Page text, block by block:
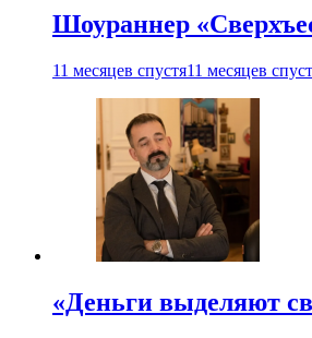
Шоураннер
11 месяцев спустя11 месяцев
«Деньги выделяют